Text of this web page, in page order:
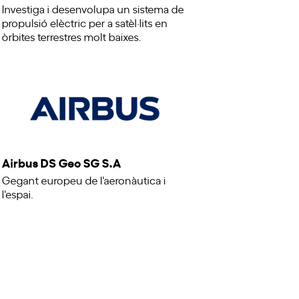
Investiga i desenvolupa un sistema de
propulsió elèctric per a satèl·lits en
òrbites terrestres molt baixes.
Airbus DS Geo SG S.A
Gegant europeu de l'aeronàutica i
l'espai.